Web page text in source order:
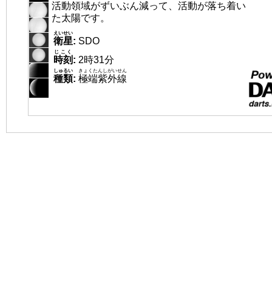
活動領域がずいぶん減って、活動が落ち着い
た太陽です。
衛星
えいせい
: SDO
時刻
じこく
: 2時31分
種類
しゅるい
: 極端紫外線
きょくたんしがいせん